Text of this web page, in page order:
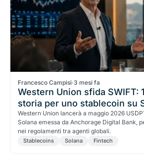
Francesco Campisi·3 mesi fa
Western Union sfida SWIFT:
storia per uno stablecoin su
Western Union lancerà a maggio 2026
Solana emessa da Anchorage Digital Bank,
nei regolamenti tra agenti globali.
Stablecoins Solana Fintech